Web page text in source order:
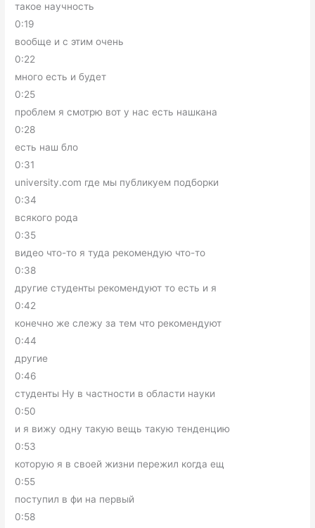
такое научность
0:19
вообще и с этим очень
0:22
много есть и будет
0:25
проблем я смотрю вот у нас есть нашкана
0:28
есть наш бло
0:31
university.com где мы публикуем подборки
0:34
всякого рода
0:35
видео что-то я туда рекомендую что-то
0:38
другие студенты рекомендуют то есть и я
0:42
конечно же слежу за тем что рекомендуют
0:44
другие
0:46
студенты Ну в частности в области науки
0:50
и я вижу одну такую вещь такую тенденцию
0:53
которую я в своей жизни пережил когда ещ
0:55
поступил в фи на первый
0:58